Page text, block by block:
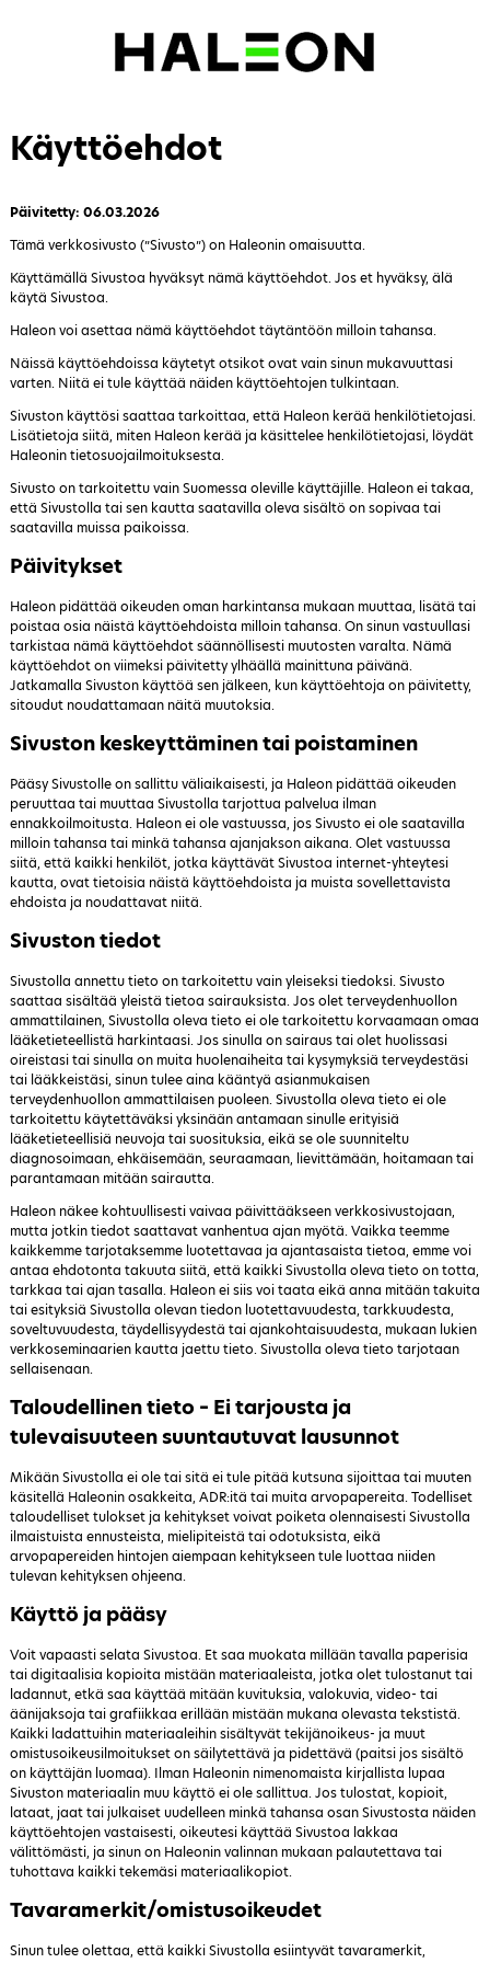
Käyttöehdot
Päivitetty: 06.03.2026
Tämä verkkosivusto (”Sivusto”) on Haleonin omaisuutta.
Käyttämällä Sivustoa hyväksyt nämä käyttöehdot. Jos et hyväksy, älä
käytä Sivustoa.
Haleon voi asettaa nämä käyttöehdot täytäntöön milloin tahansa.
Näissä käyttöehdoissa käytetyt otsikot ovat vain sinun mukavuuttasi
varten. Niitä ei tule käyttää näiden käyttöehtojen tulkintaan.
Sivuston käyttösi saattaa tarkoittaa, että Haleon kerää henkilötietojasi.
Lisätietoja siitä, miten Haleon kerää ja käsittelee henkilötietojasi, löydät
Haleonin tietosuojailmoituksesta.
Sivusto on tarkoitettu vain Suomessa oleville käyttäjille. Haleon ei takaa,
että Sivustolla tai sen kautta saatavilla oleva sisältö on sopivaa tai
saatavilla muissa paikoissa.
Päivitykset
Haleon pidättää oikeuden oman harkintansa mukaan muuttaa, lisätä tai
poistaa osia näistä käyttöehdoista milloin tahansa. On sinun vastuullasi
tarkistaa nämä käyttöehdot säännöllisesti muutosten varalta. Nämä
käyttöehdot on viimeksi päivitetty ylhäällä mainittuna päivänä.
Jatkamalla Sivuston käyttöä sen jälkeen, kun käyttöehtoja on päivitetty,
sitoudut noudattamaan näitä muutoksia.
Sivuston keskeyttäminen tai poistaminen
Pääsy Sivustolle on sallittu väliaikaisesti, ja Haleon pidättää oikeuden
peruuttaa tai muuttaa Sivustolla tarjottua palvelua ilman
ennakkoilmoitusta. Haleon ei ole vastuussa, jos Sivusto ei ole saatavilla
milloin tahansa tai minkä tahansa ajanjakson aikana. Olet vastuussa
siitä, että kaikki henkilöt, jotka käyttävät Sivustoa internet-yhteytesi
kautta, ovat tietoisia näistä käyttöehdoista ja muista sovellettavista
ehdoista ja noudattavat niitä.
Sivuston tiedot
Sivustolla annettu tieto on tarkoitettu vain yleiseksi tiedoksi. Sivusto
saattaa sisältää yleistä tietoa sairauksista. Jos olet terveydenhuollon
ammattilainen, Sivustolla oleva tieto ei ole tarkoitettu korvaamaan omaa
lääketieteellistä harkintaasi. Jos sinulla on sairaus tai olet huolissasi
oireistasi tai sinulla on muita huolenaiheita tai kysymyksiä terveydestäsi
tai lääkkeistäsi, sinun tulee aina kääntyä asianmukaisen
terveydenhuollon ammattilaisen puoleen. Sivustolla oleva tieto ei ole
tarkoitettu käytettäväksi yksinään antamaan sinulle erityisiä
lääketieteellisiä neuvoja tai suosituksia, eikä se ole suunniteltu
diagnosoimaan, ehkäisemään, seuraamaan, lievittämään, hoitamaan tai
parantamaan mitään sairautta.
Haleon näkee kohtuullisesti vaivaa päivittääkseen verkkosivustojaan,
mutta jotkin tiedot saattavat vanhentua ajan myötä. Vaikka teemme
kaikkemme tarjotaksemme luotettavaa ja ajantasaista tietoa, emme voi
antaa ehdotonta takuuta siitä, että kaikki Sivustolla oleva tieto on totta,
tarkkaa tai ajan tasalla. Haleon ei siis voi taata eikä anna mitään takuita
tai esityksiä Sivustolla olevan tiedon luotettavuudesta, tarkkuudesta,
soveltuvuudesta, täydellisyydestä tai ajankohtaisuudesta, mukaan lukien
verkkoseminaarien kautta jaettu tieto. Sivustolla oleva tieto tarjotaan
sellaisenaan.
Taloudellinen tieto – Ei tarjousta ja
tulevaisuuteen suuntautuvat lausunnot
Mikään Sivustolla ei ole tai sitä ei tule pitää kutsuna sijoittaa tai muuten
käsitellä Haleonin osakkeita, ADR:itä tai muita arvopapereita. Todelliset
taloudelliset tulokset ja kehitykset voivat poiketa olennaisesti Sivustolla
ilmaistuista ennusteista, mielipiteistä tai odotuksista, eikä
arvopapereiden hintojen aiempaan kehitykseen tule luottaa niiden
tulevan kehityksen ohjeena.
Käyttö ja pääsy
Voit vapaasti selata Sivustoa. Et saa muokata millään tavalla paperisia
tai digitaalisia kopioita mistään materiaaleista, jotka olet tulostanut tai
ladannut, etkä saa käyttää mitään kuvituksia, valokuvia, video- tai
äänijaksoja tai grafiikkaa erillään mistään mukana olevasta tekstistä.
Kaikki ladattuihin materiaaleihin sisältyvät tekijänoikeus- ja muut
omistusoikeusilmoitukset on säilytettävä ja pidettävä (paitsi jos sisältö
on käyttäjän luomaa). Ilman Haleonin nimenomaista kirjallista lupaa
Sivuston materiaalin muu käyttö ei ole sallittua. Jos tulostat, kopioit,
lataat, jaat tai julkaiset uudelleen minkä tahansa osan Sivustosta näiden
käyttöehtojen vastaisesti, oikeutesi käyttää Sivustoa lakkaa
välittömästi, ja sinun on Haleonin valinnan mukaan palautettava tai
tuhottava kaikki tekemäsi materiaalikopiot.
Tavaramerkit/omistusoikeudet
Sinun tulee olettaa, että kaikki Sivustolla esiintyvät tavaramerkit,